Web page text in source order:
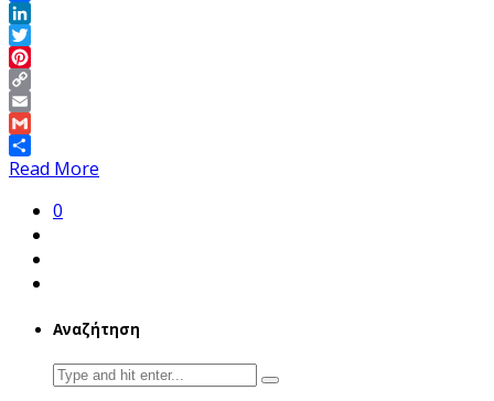
Facebook
LinkedIn
Twitter
Pinterest
Copy
Link
Email
Gmail
Share
Read More
0
Αναζήτηση
Search
for: